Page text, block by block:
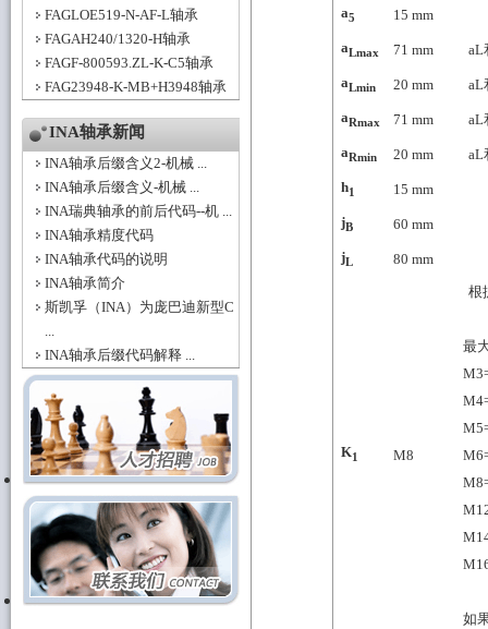
FAGLOE519-N-AF-L轴承
FAGAH240/1320-H轴承
FAGF-800593.ZL-K-C5轴承
FAG23948-K-MB+H3948轴承
INA轴承新闻
INA轴承后缀含义2-机械 ...
INA轴承后缀含义-机械 ...
INA瑞典轴承的前后代码--机 ...
INA轴承精度代码
INA轴承代码的说明
INA轴承简介
斯凯孚（INA）为庞巴迪新型C
...
INA轴承后缀代码解释 ...
a5 15 mm
aLmax 71 mm
aL
aLmin 20 mm
aL
aRmax 71 mm
aL
aRmin 20 mm
aL
h1 15 mm
jB 60 mm
jL 80 mm
K1 M8
根
最
如